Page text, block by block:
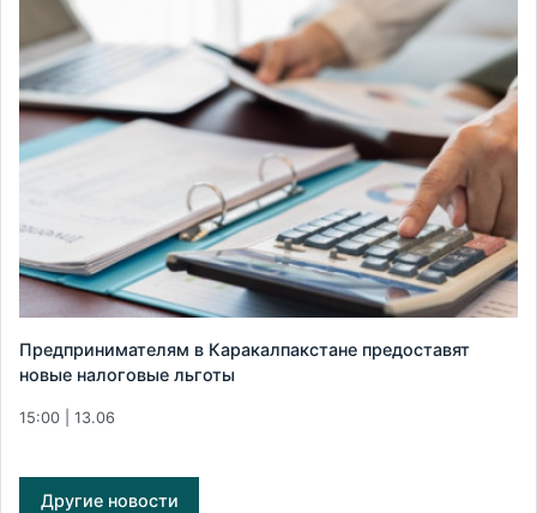
Предпринимателям в Каракалпакстане предоставят
новые налоговые льготы
15:00 | 13.06
Другие новости